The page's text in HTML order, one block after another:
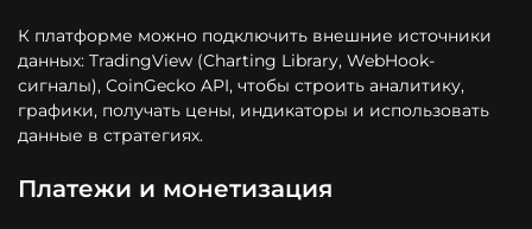
К платформе можно подключить внешние источники
данных: TradingView (Charting Library, WebHook-
сигналы), CoinGecko API, чтобы строить аналитику,
графики, получать цены, индикаторы и использовать
данные в стратегиях.
Платежи и монетизация